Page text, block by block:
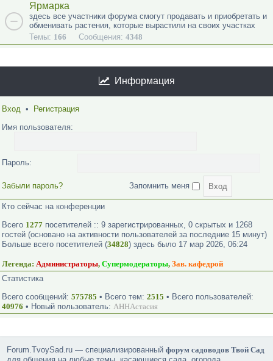
Ярмарка
здесь все участники форума смогут продавать и приобретать и
обменивать растения, которые вырастили на своих участках
Темы: 166 Сообщения: 4348
Информация
Вход •
Регистрация
Имя пользователя:
Пароль:
Забыли пароль? Запомнить меня
Кто сейчас на конференции
Всего 1277 посетителей :: 9 зарегистрированных, 0 скрытых и 1268
гостей (основано на активности пользователей за последние 15 минут)
Больше всего посетителей (34828) здесь было 17 мар 2026, 06:24
Легенда: Администраторы, Супермодераторы, Зав. кафедрой
Статистика
Всего сообщений: 575785 • Всего тем: 2515 • Всего пользователей:
40976 • Новый пользователь: АННАстасия
Forum.TvoySad.ru — специализированныйфорум садоводов Твой Сад